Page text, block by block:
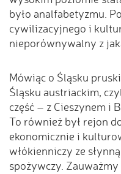
było analfabetyzmu.
cywilizacyjnego i
nieporównywalny z
Mówiąc o Śląsku
Śląsku austriackim,
część – z Cieszynem i
To również był rejon
ekonomicznie i
włókienniczy ze
spożywczy.